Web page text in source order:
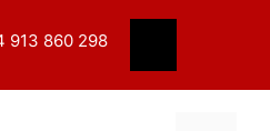
913 860 298